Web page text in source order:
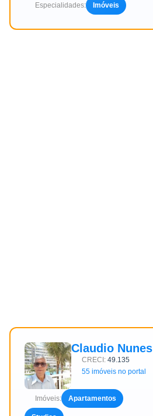
Especialidades: Imóveis
Claudio Nunes
CRECI: 49.135
55 imóveis no portal
Imóveis: Apartamentos